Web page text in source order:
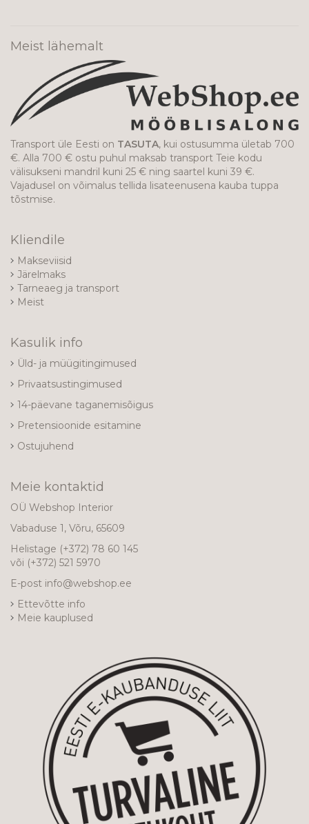
Meist lähemalt
Transport üle Eesti on TASUTA, kui ostusumma ületab 700
€. Alla 700 € ostu puhul maksab transport Teie kodu
välisukseni mandril kuni 25 € ning saartel kuni 39 €.
Vajadusel on võimalus tellida lisateenusena kauba tuppa
tõstmise.
Kliendile
Makseviisid
Järelmaks
Tarneaeg ja transport
Meist
Kasulik info
Üld- ja müügitingimused
Privaatsustingimused
14-päevane taganemisõigus
Pretensioonide esitamine
Ostujuhend
Meie kontaktid
OÜ Webshop Interior
Vabaduse 1, Võru, 65609
Helistage (+372) 78 60 145
või (+372) 521 5970
E-post info@webshop.ee
Ettevõtte info
Meie kauplused